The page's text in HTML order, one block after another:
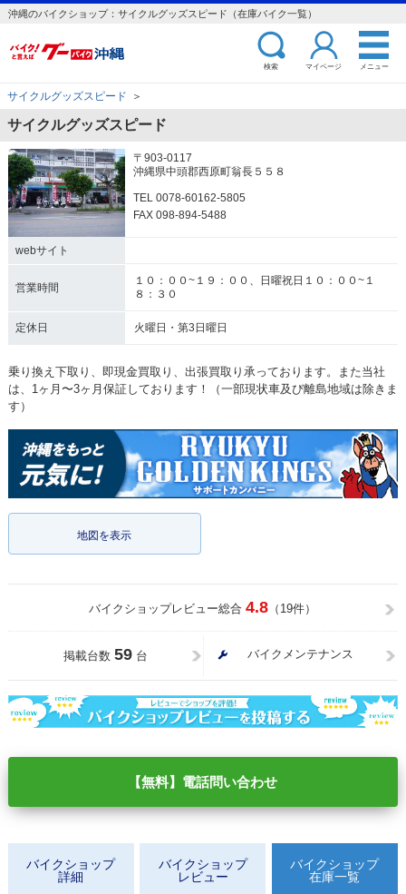
沖縄のバイクショップ：サイクルグッズスピード（在庫バイク一覧）
検索 マイページ メニュー
サイクルグッズスピード ＞
サイクルグッズスピード
〒903-0117
沖縄県中頭郡西原町翁長５５８
TEL 0078-60162-5805
FAX 098-894-5488
webサイト
営業時間
１０：００~１９：００、日曜祝日１０：００~１
８：３０
定休日 火曜日・第3日曜日
乗り換え下取り、即現金買取り、出張買取り承っております。また当社
は、1ヶ月〜3ヶ月保証しております！（一部現状車及び離島地域は除きま
す）
地図を表示
バイクショップレビュー総合 4.8 （19件）
掲載台数 59 台 バイクメンテナンス
【無料】電話問い合わせ
バイクショップ
詳細
バイクショップ
レビュー
バイクショップ
在庫一覧